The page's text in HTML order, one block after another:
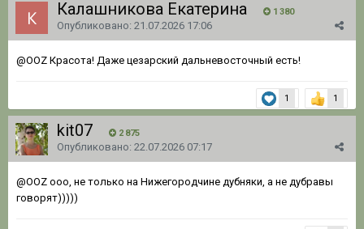
Калашникова Екатерина 1 380
Опубликовано: 21.07.2026 17:06
@OOZ Красота! Даже цезарский дальневосточный есть!
1 1
kit07 2 875
Опубликовано: 22.07.2026 07:17
@OOZ ооо, не только на Нижегородчине дубняки, а не дубравы
говорят)))))